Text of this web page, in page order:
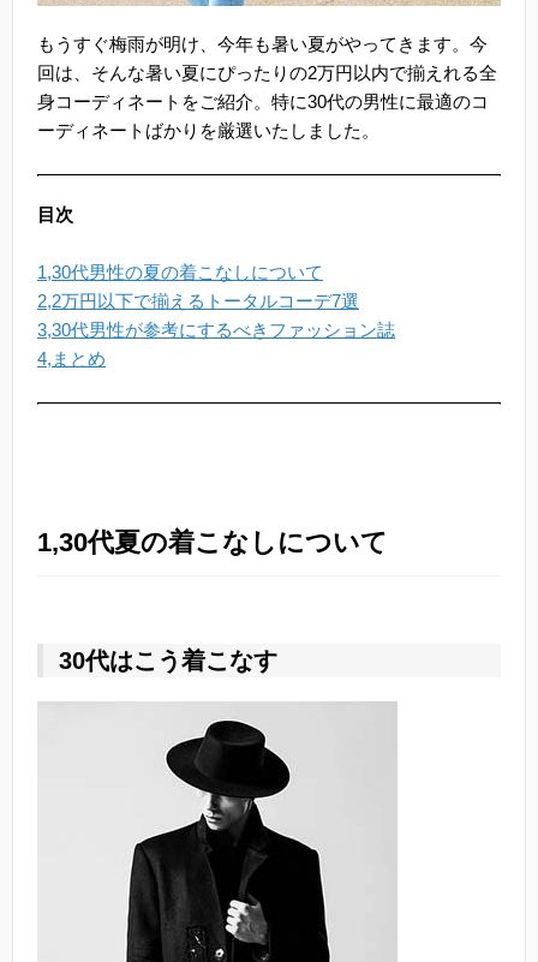
もうすぐ梅雨が明け、今年も暑い夏がやってきます。今
回は、そんな暑い夏にぴったりの2万円以内で揃えれる全
身コーディネートをご紹介。特に30代の男性に最適のコ
ーディネートばかりを厳選いたしました。
目次
1,30代男性の夏の着こなしについて
2,2万円以下で揃えるトータルコーデ7選
3,30代男性が参考にするべきファッション誌
4,まとめ
1,30代夏の着こなしについて
30代はこう着こなす